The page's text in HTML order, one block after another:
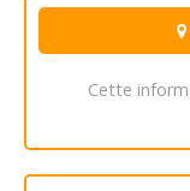
Cette